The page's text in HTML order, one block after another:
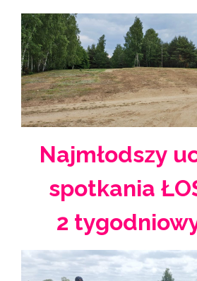
Najmłodszy
spotkania
2